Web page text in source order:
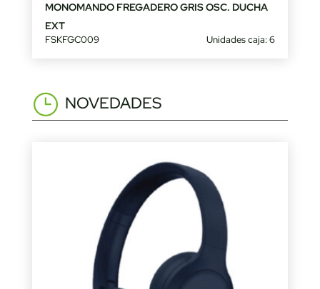
MONOMANDO FREGADERO GRIS OSC. DUCHA
EXT
FSKFGC009 Unidades caja: 6
NOVEDADES